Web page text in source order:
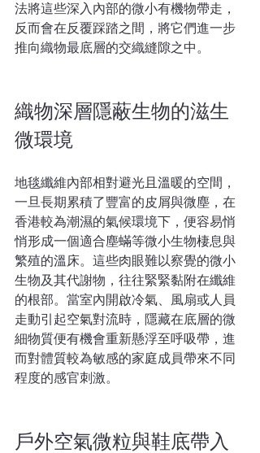
法將這些深入內部的微小有機物帶走，
反而會在反覆踩踏之間，將它們進一步
推向織物最底層的交織縫隙之中。
織物深層隱蔽生物的滋生
微環境
地毯纖維內部相對避光且溫暖的空間，
一旦長期累積了豐富的皮屑與微塵，在
香港較為潮濕的氣候環境下，便容易悄
悄形成一個適合塵蟎等微小生物棲息與
繁殖的溫床。這些肉眼難以察覺的微小
生物及其代謝物，往往緊緊黏附在纖維
的根部。當室內開啟冷氣、風扇或人員
走動引起空氣對流時，隱藏在底層的微
細物質便有機會重新懸浮至呼吸帶，進
而對體質較為敏感的家庭成員帶來不同
程度的感官刺激。
戶外空氣微粒與鞋底帶入